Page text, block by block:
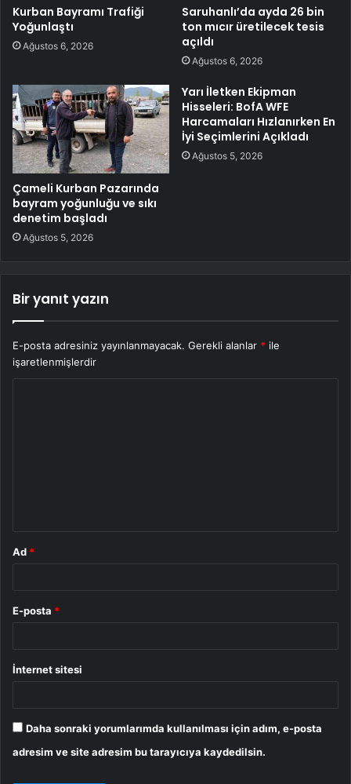
Kurban Bayramı Trafiği
Yoğunlaştı
Ağustos 6, 2026
Saruhanlı’da ayda 26 bin
ton mıcır üretilecek tesis
açıldı
Ağustos 6, 2026
Çameli Kurban Pazarında
bayram yoğunluğu ve sıkı
denetim başladı
Ağustos 5, 2026
Yarı İletken Ekipman
Hisseleri: BofA WFE
Harcamaları Hızlanırken En
İyi Seçimlerini Açıkladı
Ağustos 5, 2026
Bir yanıt yazın
E-posta adresiniz yayınlanmayacak. Gerekli alanlar * ile
işaretlenmişlerdir
Ad *
E-posta *
İnternet sitesi
Daha sonraki yorumlarımda kullanılması için adım, e-posta
adresim ve site adresim bu tarayıcıya kaydedilsin.